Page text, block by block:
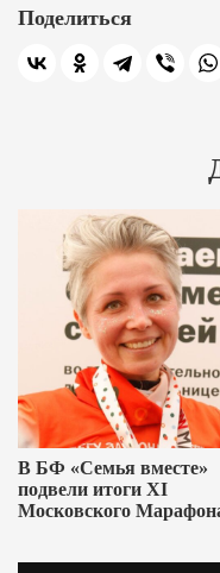
Поделиться
В БФ «Семья вместе»
подвели итоги XI
Московского